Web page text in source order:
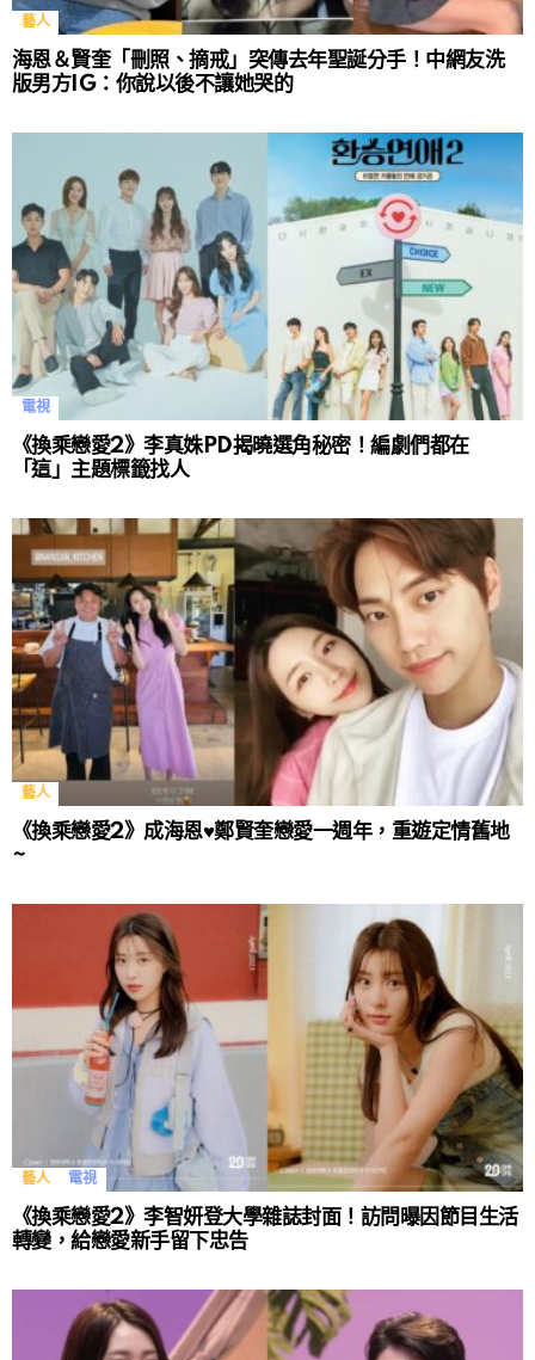
藝人
海恩＆賢奎「刪照、摘戒」突傳去年聖誕分手！中網友洗
版男方IG：你說以後不讓她哭的
電視
《換乘戀愛2》李真姝PD揭曉選角秘密！編劇們都在
「這」主題標籤找人
藝人
《換乘戀愛2》成海恩♥鄭賢奎戀愛一週年，重遊定情舊地
~
藝人 電視
《換乘戀愛2》李智妍登大學雜誌封面！訪問曝因節目生活
轉變，給戀愛新手留下忠告